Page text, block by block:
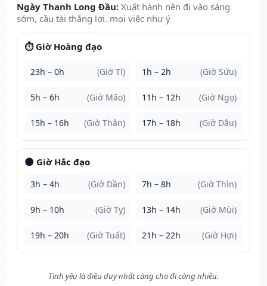
Ngày Thanh Long Đầu: Xuất hành nên đi vào sáng
sớm, cầu tài thắng lợi. mọi việc như ý
⏱️ Giờ Hoàng đạo
23h – 0h (Giờ Tí) 1h – 2h (Giờ Sửu)
5h – 6h (Giờ Mão) 11h – 12h (Giờ Ngọ)
15h – 16h (Giờ Thân) 17h – 18h (Giờ Dậu)
🌑 Giờ Hắc đạo
3h – 4h (Giờ Dần) 7h – 8h (Giờ Thìn)
9h – 10h (Giờ Tỵ) 13h – 14h (Giờ Mùi)
19h – 20h (Giờ Tuất) 21h – 22h (Giờ Hợi)
Tình yêu là điều duy nhất càng cho đi càng nhiều.